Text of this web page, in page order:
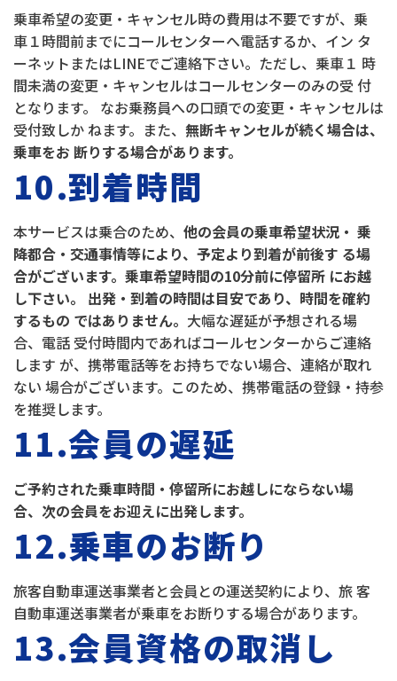
乗車希望の変更・キャンセル時の費用は不要ですが、乗
車１時間前までにコールセンターへ電話するか、イン タ
ーネットまたはLINEでご連絡下さい。ただし、乗車１ 時
間未満の変更・キャンセルはコールセンターのみの受 付
となります。 なお乗務員への口頭での変更・キャンセルは
受付致しか ねます。また、 無断キャンセルが続く場合は、
乗車をお 断りする場合があります。
10.到着時間
本サービスは乗合のため、 他の会員の乗車希望状況・ 乗
降都合・交通事情等により、予定より到着が前後す る場
合がございます。乗車希望時間の10分前に停留所 にお越
し下さい。
出発・到着の時間は目安であり、時間を確約
するもの ではありません。 大幅な遅延が予想される場
合、電話 受付時間内であればコールセンターからご連絡
します が、携帯電話等をお持ちでない場合、連絡が取れ
ない 場合がございます。このため、携帯電話の登録・持参
を推奨します。
11.会員の遅延
ご予約された乗車時間・停留所にお越しにならない場
合、次の会員をお迎えに出発します。
12.乗車のお断り
旅客自動車運送事業者と会員との運送契約により、旅 客
自動車運送事業者が乗車をお断りする場合があります。
13.会員資格の取消し